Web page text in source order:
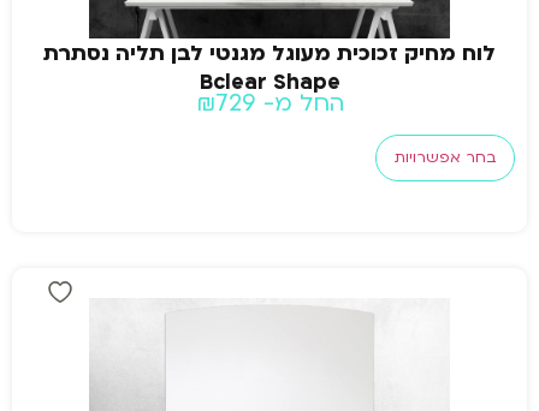
לוח מחיק זכוכית מעוגל מגנטי לבן תליה נסתרת
Bclear Shape
החל מ- ₪729
בחר אפשרויות